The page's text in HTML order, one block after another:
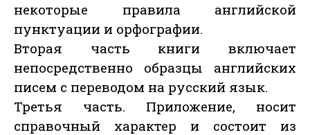
некоторые правила английской
пунктуации и орфографии.
Вторая часть книги включает
непосредственно образцы английских
писем с переводом на русский язык.
Третья часть. Приложение, носит
справочный характер и состоит из